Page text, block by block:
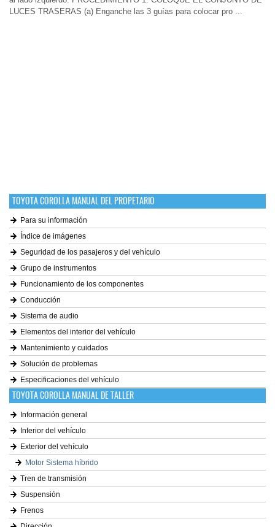
LUCES TRASERAS (a) Enganche las 3 guías para colocar pro ...
TOYOTA COROLLA MANUAL DEL PROPETARIO
Para su información
Índice de imágenes
Seguridad de los pasajeros y del vehículo
Grupo de instrumentos
Funcionamiento de los componentes
Conducción
Sistema de audio
Elementos del interior del vehículo
Mantenimiento y cuidados
Solución de problemas
Especificaciones del vehículo
TOYOTA COROLLA MANUAL DE TALLER
Información general
Interior del vehículo
Exterior del vehículo
Motor Sistema híbrido
Tren de transmisión
Suspensión
Frenos